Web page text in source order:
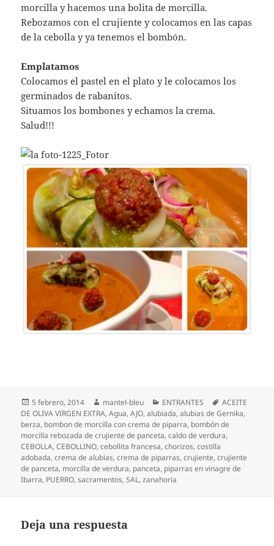
morcilla y hacemos una bolita de morcilla.
Rebozamos con el crujiente y colocamos en las capas
de la cebolla y ya tenemos el bombón.
Emplatamos
Colocamos el pastel en el plato y le colocamos los
germinados de rabanitos.
Situamos los bombones y echamos la crema.
Salud!!!
Publicado
el
5 febrero, 2014 Autor
mantel-bleu Categorías
ENTRANTES Etiquetas
ACEITE
DE OLIVA VIRGEN EXTRA,Agua,AJO,alubiada,alubias de Gernika,
berza, bombon de morcilla con crema de piparra, bombón de
morcilla rebozada de crujiente de panceta,caldo de verdura,
CEBOLLA,CEBOLLINO,cebollita francesa,chorizos,costilla
adobada,crema de alubias,crema de piparras,crujiente,crujiente
de panceta, morcilla de verdura, panceta, piparras en vinagre de
Ibarra, PUERRO,sacramentos,SAL,zanahoria
Deja una respuesta